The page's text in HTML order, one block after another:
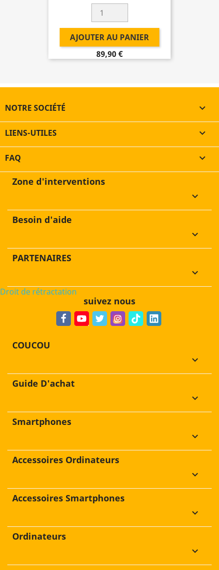
AJOUTER AU PANIER
89,90 €
NOTRE SOCIÉTÉ 
LIENS-UTILES 
FAQ

Zone d'interventions
keyboard_arrow_down
Besoin d'aide
keyboard_arrow_down
PARTENAIRES
keyboard_arrow_down
Droit de rétractation
suivez nous
COUCOU
keyboard_arrow_down
Guide D'achat
keyboard_arrow_down
Smartphones
keyboard_arrow_down
Accessoires Ordinateurs
keyboard_arrow_down
Accessoires Smartphones
keyboard_arrow_down
Ordinateurs
keyboard_arrow_down